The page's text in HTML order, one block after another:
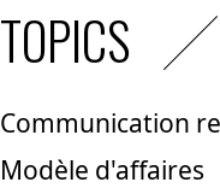
TOPICS
Communication
Modèle d'affaires